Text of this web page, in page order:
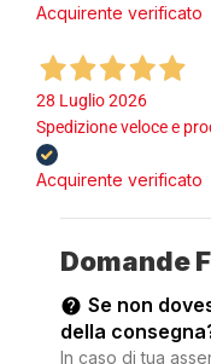
Acquirente verificato
28 Luglio 2026
Spedizione veloce e
Acquirente verificato
Domande
Se non
della
In caso di tua